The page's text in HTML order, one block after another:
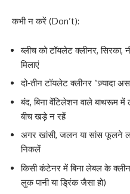
कभी न करें (Don’t):
ब्लीच को टॉयलेट क्लीनर, सिरका,
मिलाएं
दो‑तीन टॉयलेट क्लीनर “ज़्यादा
बंद, बिना वेंटिलेशन वाले बाथरूम
बीच खड़े न रहें
अगर खांसी, जलन या सांस फूलने
निकलें
किसी कंटेनर में बिना लेबल के
लुक पानी या ड्रिंक जैसा हो)